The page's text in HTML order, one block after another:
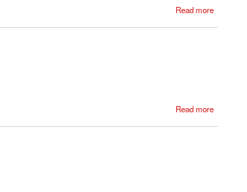
Read more
Read more